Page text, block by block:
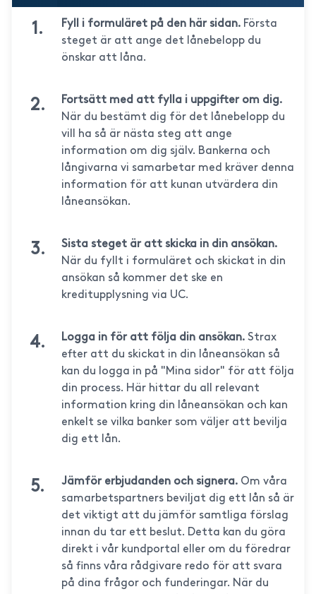
Fyll i formuläret på den här sidan. Första
steget är att ange det lånebelopp du
önskar att låna.
Fortsätt med att fylla i uppgifter om dig.
När du bestämt dig för det lånebelopp du
vill ha så är nästa steg att ange
information om dig själv. Bankerna och
långivarna vi samarbetar med kräver denna
information för att kunan utvärdera din
låneansökan.
Sista steget är att skicka in din ansökan.
När du fyllt i formuläret och skickat in din
ansökan så kommer det ske en
kreditupplysning via UC.
Logga in för att följa din ansökan. Strax
efter att du skickat in din låneansökan så
kan du logga in på "Mina sidor" för att följa
din process. Här hittar du all relevant
information kring din låneansökan och kan
enkelt se vilka banker som väljer att bevilja
dig ett lån.
Jämför erbjudanden och signera. Om våra
samarbetspartners beviljat dig ett lån så är
det viktigt att du jämför samtliga förslag
innan du tar ett beslut. Detta kan du göra
direkt i vår kundportal eller om du föredrar
så finns våra rådgivare redo för att svara
på dina frågor och funderingar. När du